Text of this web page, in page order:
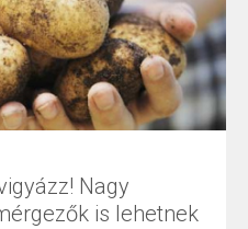
Nagy
is lehetnek